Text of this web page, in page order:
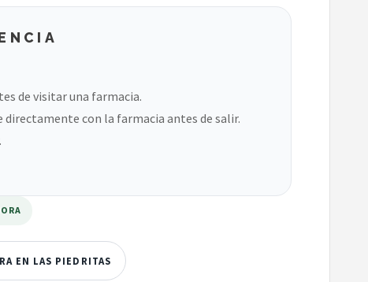
de visitar una farmacia.
con la farmacia antes de salir.
.
EN LAS PIEDRITAS